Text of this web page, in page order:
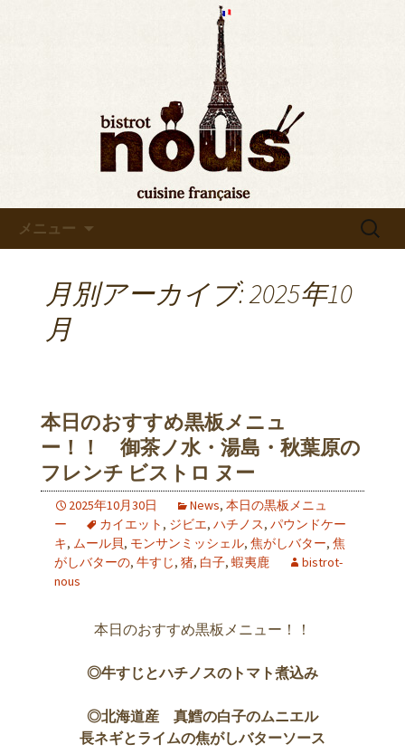
◆東京・秋葉原◆ビストロヌ
ー“bistrot nous”よりお知らせ
東京・秋葉原のビストロヌー“bistrot
nous”の最新情報をお知らせします。フ
レンチが美味しい当店の新メニューや
おすすめワインの入荷情報、メディア
情報などさまざまなお知らせをします
ので、ぜひご覧ください。
メニュー
検
月別アーカイブ: 2025年10
月
本日のおすすめ黒板メニュ
ー！！ 御茶ノ水・湯島・秋葉原の
フレンチ ビストロ ヌー
2025年10月30日 News, 本日の黒板メニュ
ー
カイエット , ジビエ, ハチノス, パウンドケー
キ, ムール貝, モンサンミッシェル, 焦がしバター, 焦
がしバターの, 牛すじ, 猪, 白子, 蝦夷鹿
bistrot-
nous
本日のおすすめ黒板メニュー！！
◎牛すじとハチノスのトマト煮込み
◎北海道産 真鱈の白子のムニエル
長ネギとライムの焦がしバターソース